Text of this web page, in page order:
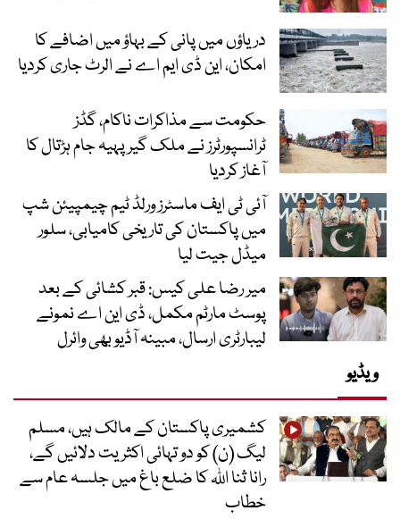
دریاؤں میں پانی کے بہاؤ میں اضافے کا
امکان، این ڈی ایم اے نے الرٹ جاری کردیا
حکومت سے مذاکرات ناکام، گڈز
ٹرانسپورٹرز نے ملک گیر پہیہ جام ہڑتال کا
آغاز کردیا
آئی ٹی ایف ماسٹرز ورلڈ ٹیم چیمپیئن شپ
میں پاکستان کی تاریخی کامیابی، سلور
میڈل جیت لیا
میر رضا علی کیس: قبر کشائی کے بعد
پوسٹ مارٹم مکمل، ڈی این اے نمونے
لیبارٹری ارسال، مبینہ آڈیو بھی وائرل
ویڈیو
کشمیری پاکستان کے مالک ہیں، مسلم
لیگ (ن) کو دو تہائی اکثریت دلائیں گے،
رانا ثنا اللہ کا ضلع باغ میں جلسہ عام سے
خطاب